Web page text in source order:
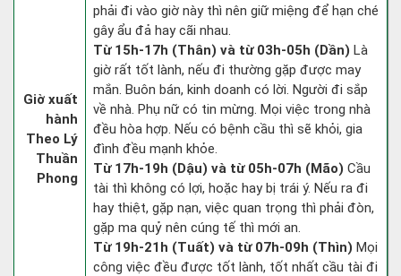
Giờ xuất
hành
Theo Lý
Thuần
Phong
phải đi vào giờ này thì nên giữ miệng để hạn ché
gây ẩu đả hay cãi nhau.
Từ 15h-17h (Thân) và từ 03h-05h (Dần) Là
giờ rất tốt lành, nếu đi thường gặp được may
mắn. Buôn bán, kinh doanh có lời. Người đi sắp
về nhà. Phụ nữ có tin mừng. Mọi việc trong nhà
đều hòa hợp. Nếu có bệnh cầu thì sẽ khỏi, gia
đình đều mạnh khỏe.
Từ 17h-19h (Dậu) và từ 05h-07h (Mão) Cầu
tài thì không có lợi, hoặc hay bị trái ý. Nếu ra đi
hay thiệt, gặp nạn, việc quan trọng thì phải đòn,
gặp ma quỷ nên cúng tế thì mới an.
Từ 19h-21h (Tuất) và từ 07h-09h (Thìn) Mọi
công việc đều được tốt lành, tốt nhất cầu tài đi